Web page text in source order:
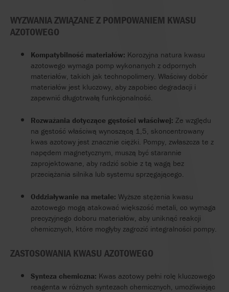
WYZWANIA ZWIĄZANE Z POMPOWANIEM KWASU
AZOTOWEGO
Kompatybilność materiałów: Korozyjna natura kwasu
azotowego wymaga pomp wykonanych z odpornych
materiałów, takich jak technopolimery. Właściwy dobór
materiałów jest kluczowy, aby zapobiec degradacji i
zapewnić długotrwałą funkcjonalność.
Rozważania dotyczące gęstości właściwej: Ze względu
na gęstość właściwą wynoszącą 1,5, skoncentrowany
kwas azotowy jest znacznie ciężki. Pompy, zwłaszcza te z
napędem magnetycznym, muszą być starannie
zaprojektowane, aby radzić sobie z tą wagą bez
przeciążania silnika lub systemu sprzęgającego.
Oddziaływanie na metale: Wyższe stężenia kwasu
azotowego mogą atakować większość metali, co wymaga
precyzyjnego doboru materiałów, aby uniknąć reakcji
chemicznych, które mogłyby zagrozić integralności pompy.
ZASTOSOWANIA KWASU AZOTOWEGO
Synteza chemiczna: Kwas azotowy pełni rolę kluczowego
reagenta w różnych syntezach chemicznych, umożliwiając